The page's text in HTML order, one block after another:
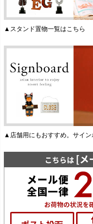
▲スタンド置物一覧はこちら
▲店舗用にもおすすめ。サイ